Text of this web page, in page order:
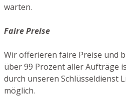
warten.
Faire Preise
Wir offerieren faire Preise und
über 99 Prozent aller Aufträge
durch unseren Schlüsseldienst
möglich.